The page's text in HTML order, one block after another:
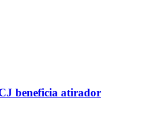
beneficia atirador